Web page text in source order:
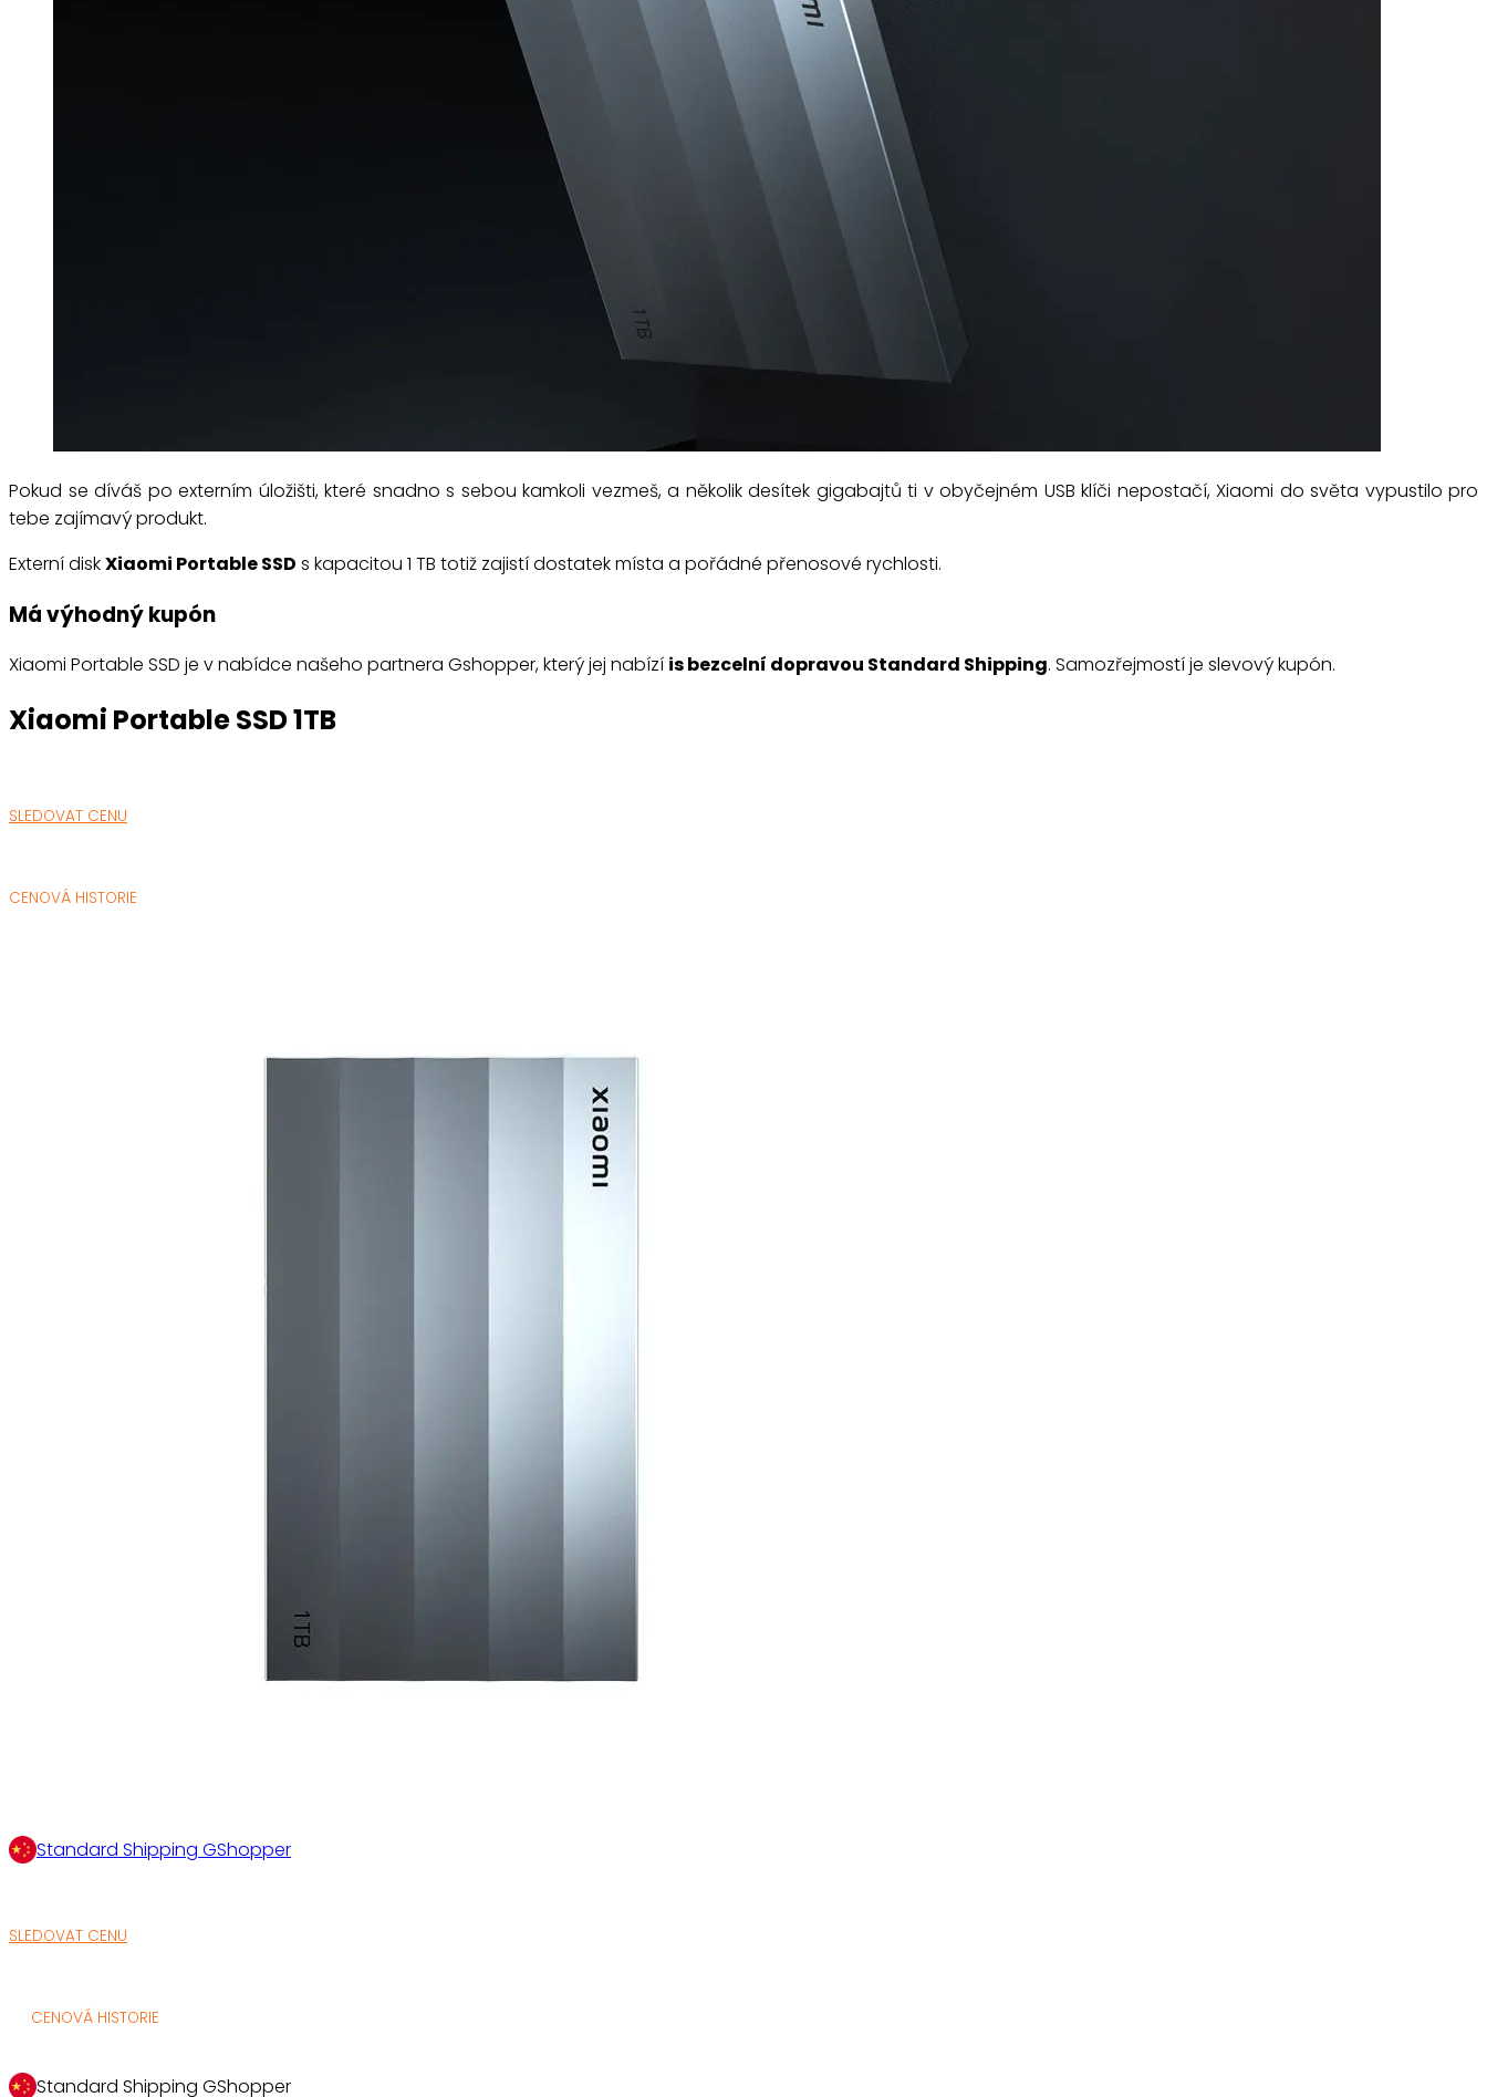
Pokud se díváš po externím úložišti, které snadno s sebou kamkoli vezmeš, a několik desítek gigabajtů ti v obyčejném USB klíči nepostačí, Xiaomi do světa vypustilo pro
tebe zajímavý produkt.
Externí diskXiaomi Portable SSD s kapacitou 1 TB totiž zajistí dostatek místa a pořádné přenosové rychlosti.
Má výhodný kupón
Xiaomi Portable SSD je v nabídce našeho partnera Gshopper, který jej nabízí is bezcelní dopravou Standard Shipping. Samozřejmostí je slevový kupón.
Xiaomi Portable SSD 1TB
SLEDOVAT CENU
CENOVÁ HISTORIE
Standard Shipping GShopper
SLEDOVAT CENU
CENOVÁ HISTORIE
Standard Shipping GShopper